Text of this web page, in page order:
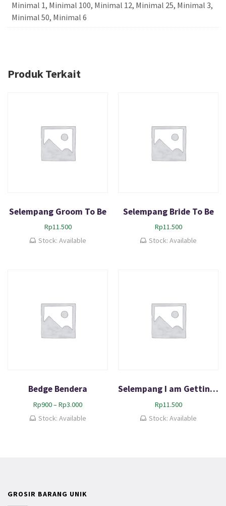
.
0
Minimal 1, Minimal 100, Minimal 12, Minimal 25, Minimal 3,
Minimal 50, Minimal 6
Produk Terkait
Selempang Groom To Be
Rp11.500
Stock: Available
Selempang Bride To Be
Rp11.500
Stock: Available
Bedge Bendera
Rp900–Rp3.000R
r
Stock: Available
Selempang I am Getting Married
Rp11.500
Stock: Available
GROSIR BARANG UNIK